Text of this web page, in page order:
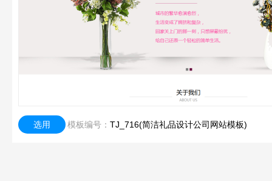
选用 模板编号： TJ_716(简洁礼品设计公司网站模板)